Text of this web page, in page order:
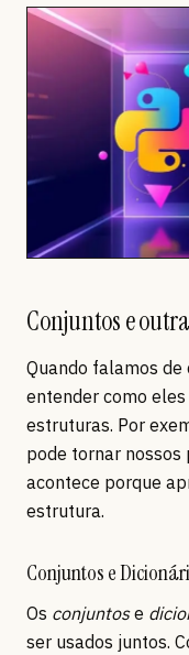
Conjuntos e
Quando falamos
entender como
estruturas. Por
pode tornar nossos
acontece porque
estrutura.
Conjuntos e
Os conjuntose
ser usados juntos.